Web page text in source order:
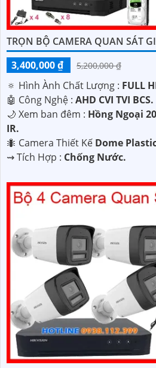
TRỌN BỘ CAMERA QUAN SÁT
3,400,000 ₫
5,200,000 ₫
🔅 Hình Ành Chất Lượng : FULL
🤖️ Công Nghệ : AHD CVI TVI BCS.
🌙 Xem ban đêm : Hồng Ngoại
IR.
🐜 Camera Thiết Kế Dome
️⇝ Tích Hợp : Chống Nước.